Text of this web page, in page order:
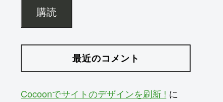
購読
最近のコメント
Cocoonでサイトのデザインを刷新 ! に